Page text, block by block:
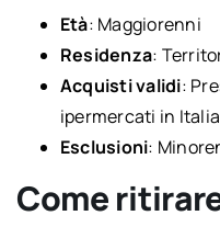
Età: Maggiorenni
Residenza:
Acquisti validi:
ipermercati in
Esclusioni:
Come